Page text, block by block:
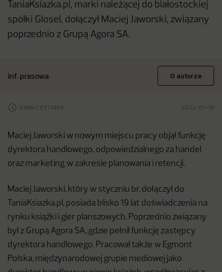
TaniaKsiazka.pl, marki należącej do białostockiej
spółki Glosel, dołączył Maciej Jaworski, związany
poprzednio z Grupą Agora SA.
inf. prasowa O autorze
0 MIN CZYTANIA 2022-01-18
Maciej Jaworski w nowym miejscu pracy objął funkcję
dyrektora handlowego, odpowiedzialnego za handel
oraz marketing w zakresie planowania i retencji.
Maciej Jaworski, który w styczniu br. dołączył do
TaniaKsiazka.pl, posiada blisko 19 lat doświadczenia na
rynku książki i gier planszowych. Poprzednio związany
był z Grupą Agora SA, gdzie pełnił funkcję zastępcy
dyrektora handlowego. Pracował także w Egmont
Polska, międzynarodowej grupie mediowej jako